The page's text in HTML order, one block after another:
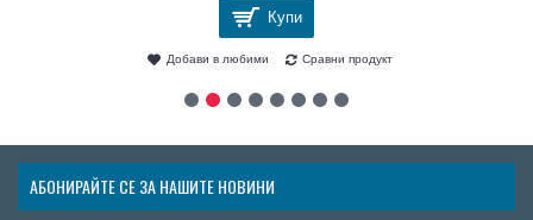
Купи
Добави в любими Сравни продукт
АБОНИРАЙТЕ СЕ ЗА НАШИТЕ НОВИНИ